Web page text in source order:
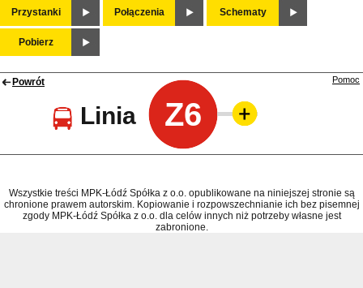
Przystanki Połączenia Schematy
Pobierz
Powrót
Linia Z6
Pomoc
Wszystkie treści MPK-Łódź Spółka z o.o. opublikowane na niniejszej stronie są
chronione prawem autorskim. Kopiowanie i rozpowszechnianie ich bez pisemnej
zgody MPK-Łódź Spółka z o.o. dla celów innych niż potrzeby własne jest
zabronione.